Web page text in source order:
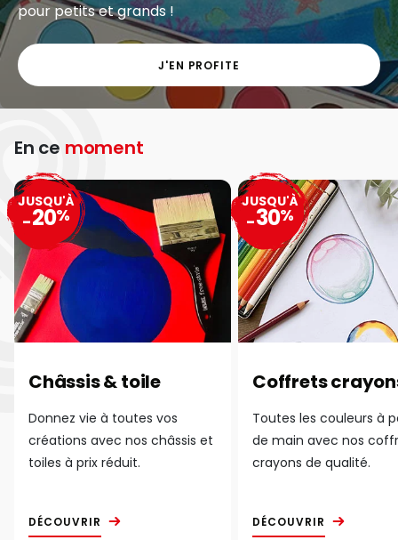
pour petits et grands !
J'EN PROFITE
En ce moment
Châssis & toile
Donnez vie à toutes vos
créations avec nos châssis et
toiles à prix réduit.
DÉCOUVRIR
JUSQU'À
-20%
Coffrets
Toutes les couleurs à
de main avec nos
crayons de qualité.
DÉCOUVRIR
JUSQU'À
-30%